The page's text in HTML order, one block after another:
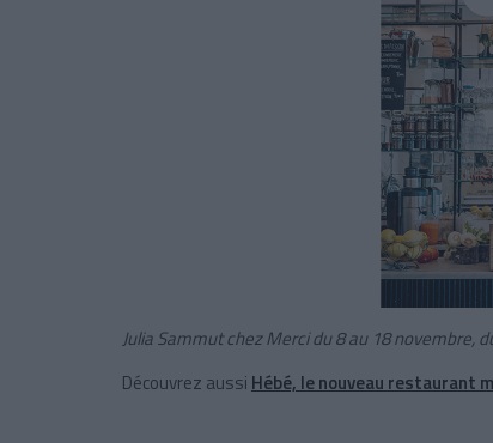
Julia Sammut chez Merci du 8 au 18 novembre,
Découvrez aussi Hébé, le nouveau restaurant